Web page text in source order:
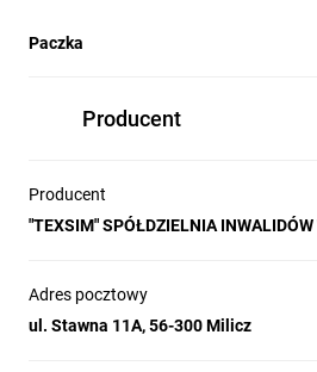
Paczka
Producent
Producent
"TEXSIM" SPÓŁDZIELNIA
Adres pocztowy
ul. Stawna 11A, 56-300 Milicz